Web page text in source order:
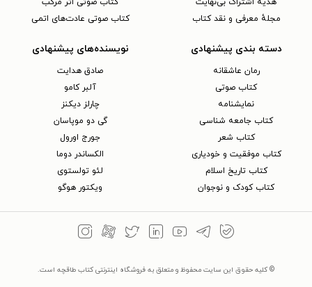
مجلهٔ معرفی و نقد کتاب
کتاب صوتی عادت‌های اتمی
دسته بندی پیشنهادی
رمان عاشقانه
کتاب‌ صوتی
نمایشنامه
کتاب جامعه شناسی
کتاب شعر
کتاب موفقیت و خودیاری
کتاب تاریخ اسلام
کتاب کودک و نوجوان
نویسنده‌های پیشنهادی
صادق هدایت
آلبر کامو
چارلز دیکنز
گی دو موپاسان
جورج اورول
الکساندر دوما
لئو تولستوی
ویکتور هوگو
© کلیه حقوق این سایت محفوظ و متعلق به فروشگاه اینترنتی کتاب طاقچه است.